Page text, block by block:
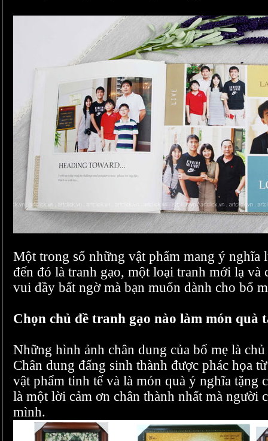
Một trong số những vật phẩm mang ý nghĩa
đến đó là tranh gạo, một loại tranh mới lạ và
vui đầy bất ngờ mà bạn muốn dành cho bố
Chọn chủ đề tranh gạo nào làm món quà
Những hình ảnh chân dung của bố mẹ là
Chân dung đấng sinh thành được phác họa
vật phẩm tinh tế và là món quà ý nghĩa tặng
là một lời cảm ơn chân thành nhất mà người
mình.